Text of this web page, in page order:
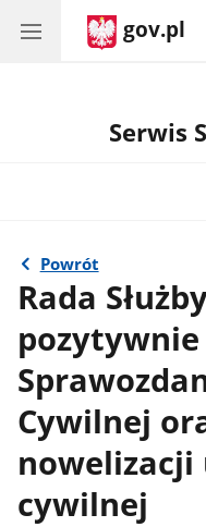
gov.pl
Serwis
Powrót
Rada
pozytywnie
Cywilnej
nowelizacji
cywilnej